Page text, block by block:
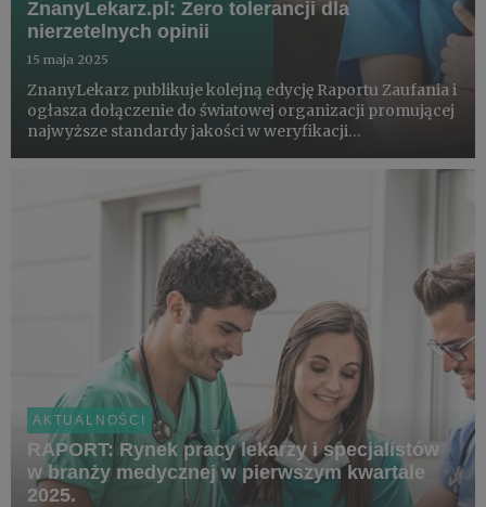
ZnanyLekarz.pl: Zero tolerancji dla
nierzetelnych opinii
15 maja 2025
ZnanyLekarz publikuje kolejną edycję Raportu Zaufania i
ogłasza dołączenie do światowej organizacji promującej
najwyższe standardy jakości w weryfikacji
AKTUALNOŚCI
RAPORT: Rynek pracy lekarzy i specjalistów
w branży medycznej w pierwszym kwartale
2025.